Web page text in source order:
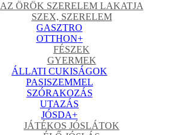
AZ ÖRÖK SZERELEM LAKATJA
SZEX, SZERELEM
GASZTRO
OTTHON+
FÉSZEK
GYERMEK
ÁLLATI CUKISÁGOK
PASISZEMMEL
SZÓRAKOZÁS
UTAZÁS
JÓSDA+
JÁTÉKOS JÓSLÁTOK